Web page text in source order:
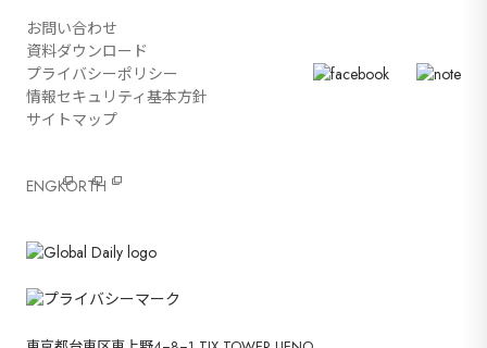
お問い合わせ
資料ダウンロード
プライバシーポリシー
情報セキュリティ基本方針
サイトマップ
ENGKORTH